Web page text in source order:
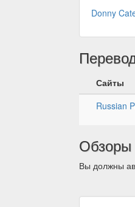
Donny
Сайты
Russian
Обзоры
Вы должны